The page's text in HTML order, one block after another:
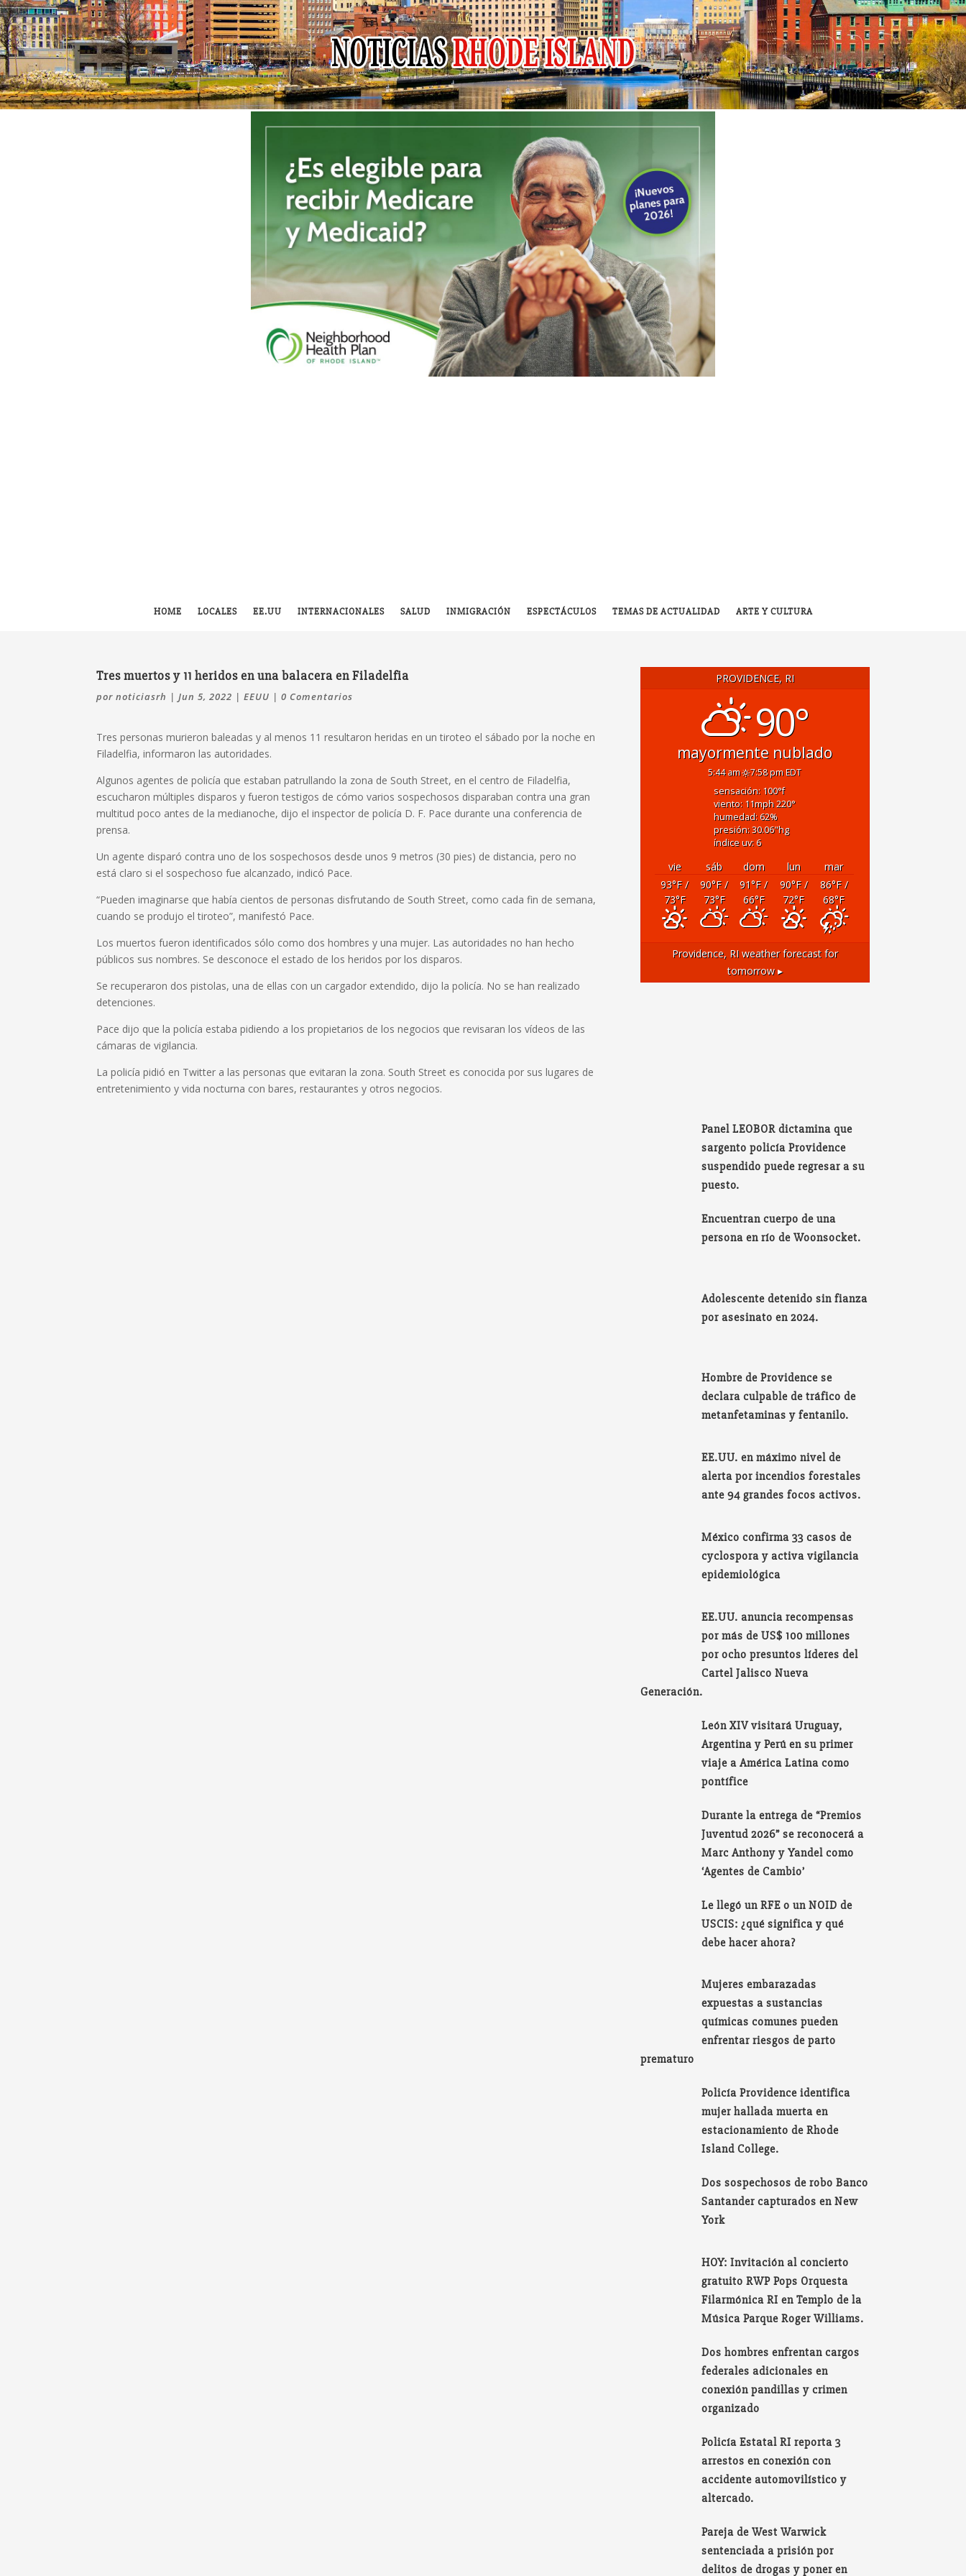
HOME LOCALES EE.UU INTERNACIONALES SALUD INMIGRACIÓN ESPECTÁCULOS TEMAS DE ACTUALIDAD ARTE Y CULTURA
Tres muertos y 11 heridos en una balacera en Filadelfia
pornoticiasrh |Jun 5, 2022 |EEUU |0 Comentarios
Tres personas murieron baleadas y al menos 11 resultaron heridas en un tiroteo el sábado por la noche en
Filadelfia, informaron las autoridades.
Algunos agentes de policía que estaban patrullando la zona de South Street, en el centro de Filadelfia,
escucharon múltiples disparos y fueron testigos de cómo varios sospechosos disparaban contra una gran
multitud poco antes de la medianoche, dijo el inspector de policía D. F. Pace durante una conferencia de
prensa.
Un agente disparó contra uno de los sospechosos desde unos 9 metros (30 pies) de distancia, pero no
está claro si el sospechoso fue alcanzado, indicó Pace.
“Pueden imaginarse que había cientos de personas disfrutando de South Street, como cada fin de semana,
cuando se produjo el tiroteo”, manifestó Pace.
Los muertos fueron identificados sólo como dos hombres y una mujer. Las autoridades no han hecho
públicos sus nombres. Se desconoce el estado de los heridos por los disparos.
Se recuperaron dos pistolas, una de ellas con un cargador extendido, dijo la policía. No se han realizado
detenciones.
Pace dijo que la policía estaba pidiendo a los propietarios de los negocios que revisaran los vídeos de las
cámaras de vigilancia.
La policía pidió en Twitter a las personas que evitaran la zona. South Street es conocida por sus lugares de
entretenimiento y vida nocturna con bares, restaurantes y otros negocios.
PROVIDENCE, RI
90°
mayormente nublado
5:44 am 7:58 pm EDT
sensación: 100°f
viento: 11mph220°
humedad: 62%
presión: 30.06"hg
índice uv: 6
vie sáb dom lun
mar
93°F/
73°F
90°F/
73°F
91°F/
66°F
90°F/
72°F
86°F/
68°F
Providence, RIweather forecast for
tomorrow ▸
Panel LEOBOR dictamina que
sargento policía Providence
suspendido puede regresar a su
puesto.
Encuentran cuerpo de una
persona en río de Woonsocket.
Adolescente detenido sin fianza
por asesinato en 2024.
Hombre de Providence se
declara culpable de tráfico de
metanfetaminas y fentanilo.
EE.UU. en máximo nivel de
alerta por incendios forestales
ante 94 grandes focos activos.
México confirma 33 casos de
cyclospora y activa vigilancia
epidemiológica
EE.UU. anuncia recompensas
por más de US$ 100 millones
por ocho presuntos líderes del
Cartel Jalisco Nueva
Generación.
León XIV visitará Uruguay,
Argentina y Perú en su primer
viaje a América Latina como
pontífice
Durante la entrega de “Premios
Juventud 2026” se reconocerá a
Marc Anthony y Yandel como
‘Agentes de Cambio’
Le llegó un RFE o un NOID de
USCIS: ¿qué significa y qué
debe hacer ahora?
Mujeres embarazadas
expuestas a sustancias
químicas comunes pueden
enfrentar riesgos de parto
prematuro
Policía Providence identifica
mujer hallada muerta en
estacionamiento de Rhode
Island College.
Dos sospechosos de robo Banco
Santander capturados en New
York
HOY: Invitación al concierto
gratuito RWP Pops Orquesta
Filarmónica RI en Templo de la
Música Parque Roger Williams.
Dos hombres enfrentan cargos
federales adicionales en
conexión pandillas y crimen
organizado
Policía Estatal RI reporta 3
arrestos en conexión con
accidente automovilístico y
altercado.
Pareja de West Warwick
sentenciada a prisión por
delitos de drogas y poner en